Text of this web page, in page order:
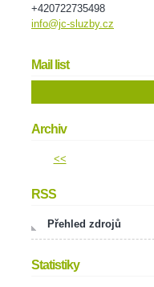
+420722735498
info@jc-sluzby.cz
Mail list
Archiv
<<
RSS
Přehled zdrojů
Statistiky